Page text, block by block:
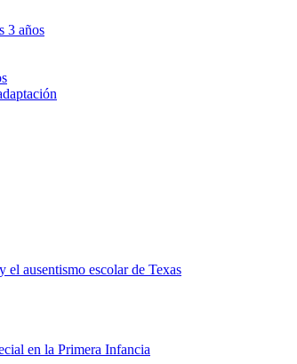
3 años
el ausentismo escolar de Texas
en la Primera Infancia